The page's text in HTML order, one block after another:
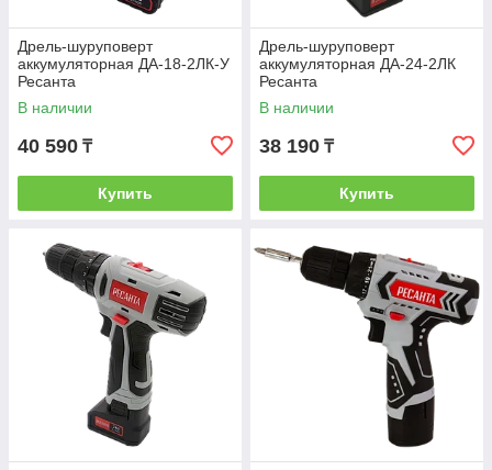
Дрель-шуруповерт
аккумуляторная ДА-18-2ЛК-У
Ресанта
В наличии
40 590 ₸
Купить
Дрель-шуруповерт
аккумуляторная ДА-24-2ЛК
Ресанта
В наличии
38 190 ₸
Купить